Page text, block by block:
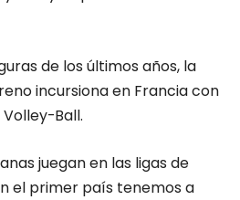
de los últimos años, la
incursiona en Francia con
Ball.
juegan en las ligas de
el primer país tenemos a